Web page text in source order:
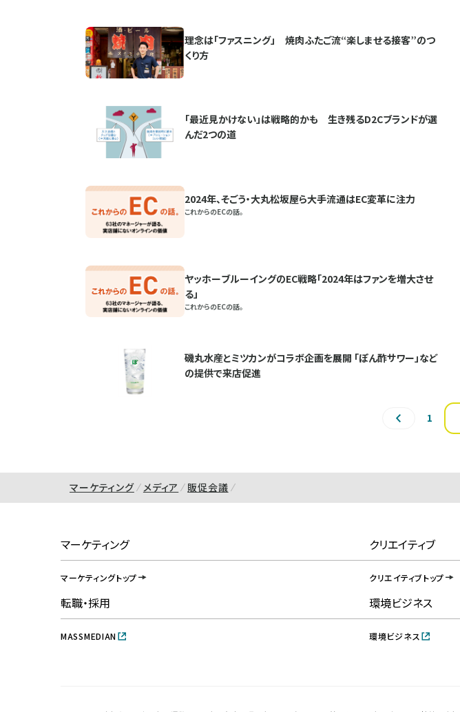
理念は「ファスニング」 焼肉ふたご流“楽しませる接客”のつ
くり方
「最近見かけない」は戦略的かも 生き残るD2Cブランドが選
んだ2つの道
2024年、そごう・大丸松坂屋ら大手流通はEC変革に注力
これからのECの話。
ヤッホーブルーイングのEC戦略「2024年はファンを増大させ
る」
これからのECの話。
磯丸水産とミツカンがコラボ企画を展開 「ぽん酢サワー」など
の提供で来店促進
1
マーケティング メディア 販促会議
マーケティング
マーケティングトップ
クリエイティブ
クリエイティブトップ
転職・採用
MASSMEDIAN
環境ビジネス
環境ビジネス